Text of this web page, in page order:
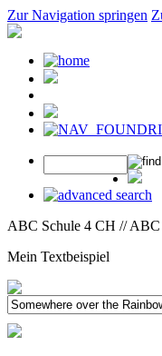
Zur Navigation springen
ABC Schule 4 CH //
Mein Textbeispiel